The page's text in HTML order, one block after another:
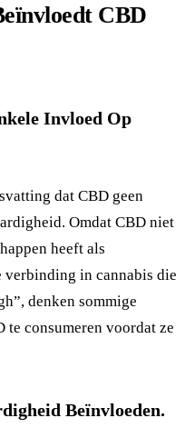
CBD
Invloed Op
dat CBD geen
Omdat CBD niet
heeft als
in cannabis die
denken sommige
te consumeren voordat ze
Beïnvloeden.